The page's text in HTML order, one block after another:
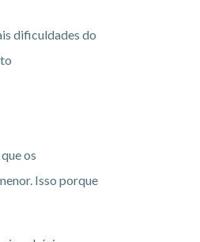
dificuldades do
os
Isso porque